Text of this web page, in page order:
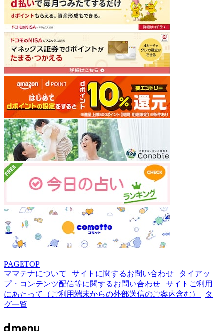
PAGETOP
ママテナについて | サイトに関するお問い合わせ | タイアッ
プ・コンテンツ配信等に関するお問い合わせ | サイトご利用
にあたって（ご利用端末からの外部送信のご案内含む） | タ
グ一覧